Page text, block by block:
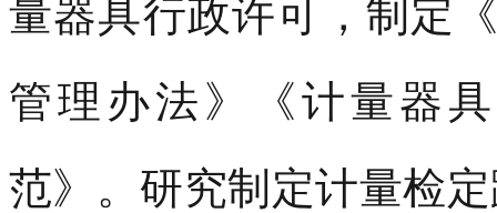
量器具行政许可，制定
管理办法》《计量器
范》。研究制定计量检